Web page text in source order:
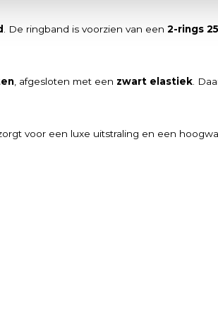
. De ringband is voorzien van een 2-rings
, afgesloten met een zwart elastiek.
voor een luxe uitstraling en een